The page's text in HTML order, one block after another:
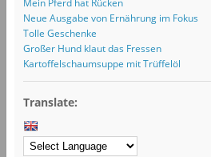
Mein Pferd hat Rücken
Neue Ausgabe von Ernährung im Fokus
Tolle Geschenke
Großer Hund klaut das Fressen
Kartoffelschaumsuppe mit Trüffelöl
Translate: